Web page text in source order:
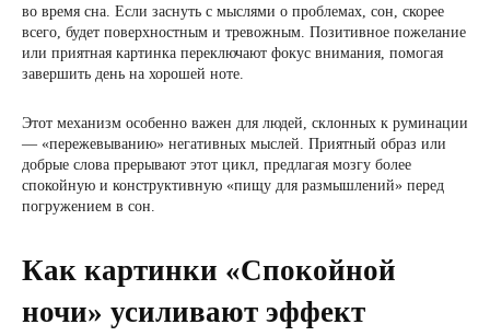
во время сна. Если заснуть с мыслями о проблемах, сон, скорее
всего, будет поверхностным и тревожным. Позитивное пожелание
или приятная картинка переключают фокус внимания, помогая
завершить день на хорошей ноте.
Этот механизм особенно важен для людей, склонных к руминации
— «пережевыванию» негативных мыслей. Приятный образ или
добрые слова прерывают этот цикл, предлагая мозгу более
спокойную и конструктивную «пищу для размышлений» перед
погружением в сон.
Как картинки «Спокойной
ночи» усиливают эффект